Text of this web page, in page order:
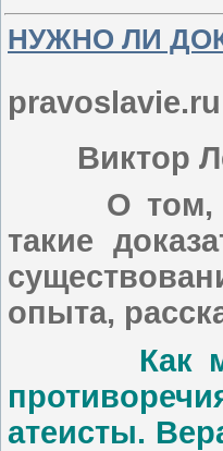
НУЖНО ЛИ
pravoslavie.ru
Виктор
О том,
такие
опыта,
Как мы
атеисты.